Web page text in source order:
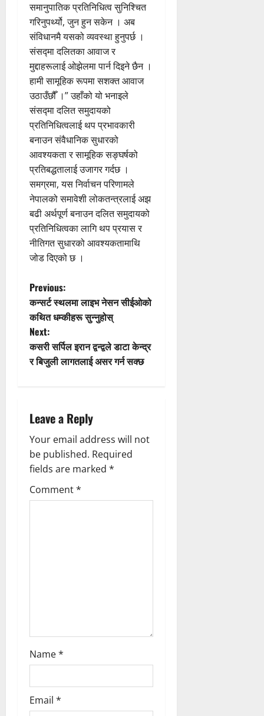
समानुपातिक प्रतिनिधित्व सुनिश्चित
गरिनुपर्थ्यो, जुन हुन सकेन । अब
संविधानमै यसको व्यवस्था हुनुपर्छ ।
संसद्मा दलितका आवाज र
मुद्दाहरूलाई ओझेलमा पार्न दिइने छैन ।
हामी सामूहिक रूपमा सशक्त आवाज
उठाउँछौँ ।” उहाँको यो भनाइले
संसद्मा दलित समुदायको
प्रतिनिधित्वलाई थप प्रभावकारी
बनाउन संवैधानिक सुधारको
आवश्यकता र सामूहिक सङ्घर्षको
प्रतिबद्धतालाई उजागर गर्दछ ।
समग्रमा, यस निर्वाचन परिणामले
नेपालको समावेशी लोकतन्त्रलाई अझ
बढी अर्थपूर्ण बनाउन दलित समुदायको
प्रतिनिधित्वका लागि थप प्रयास र
नीतिगत सुधारको आवश्यकतामाथि
जोड दिएको छ ।
P
o
s
t
a
v
i
g
Previous:
कन्सर्ट स्थलमा लाइभ नेसन सीईओको
कथित धम्कीहरू सुन्नुहोस्
Next:
कसरी सर्पिल इरान द्वन्द्वले डाटा केन्द्र
र बिजुली लागतलाई असर गर्न सक्छ
Leave a Reply
Your email address will not
be published. Required
fields are marked *
Comment*
Name*
Email *